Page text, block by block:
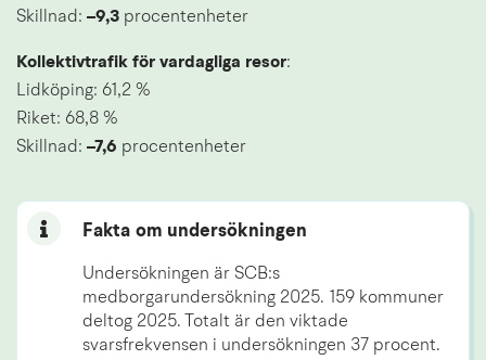
Skillnad: –9,3 procentenheter
Kollektivtrafik för vardagliga resor:
Lidköping: 61,2 %
Riket: 68,8 %
Skillnad: –7,6 procentenheter
Fakta om undersökningen
Undersökningen är SCB:s
medborgarundersökning 2025. 159 kommuner
deltog 2025. Totalt är den viktade
svarsfrekvensen i undersökningen 37 procent.